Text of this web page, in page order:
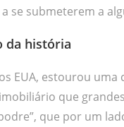
se submeterem a
da história
EUA, estourou
que
que por um